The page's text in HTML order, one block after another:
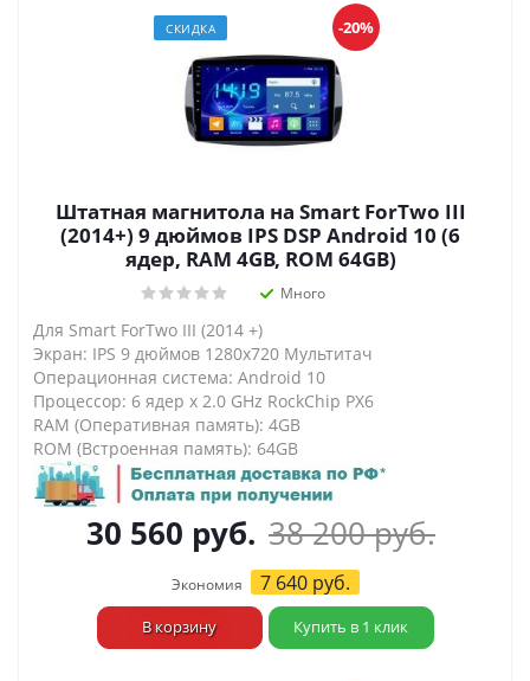
СКИДКА -20%
Штатная магнитола на Smart ForTwo III
(2014+) 9 дюймов IPS DSP Android 10 (6
ядер, RAM 4GB, ROM 64GB)
Много
Для Smart ForTwo III (2014 +)
Экран: IPS 9 дюймов 1280х720 Мультитач
Операционная система: Android 10
Процессор: 6 ядер х 2.0 GHz RockChip PX6
RAM (Оперативная память): 4GB
ROM (Встроенная память): 64GB
30 560 руб. 38 200руб.
Экономия 7 640руб.
В корзину Купить в 1 клик